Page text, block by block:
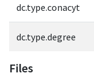
dc.type.conacyt
dc.type.degree
Files